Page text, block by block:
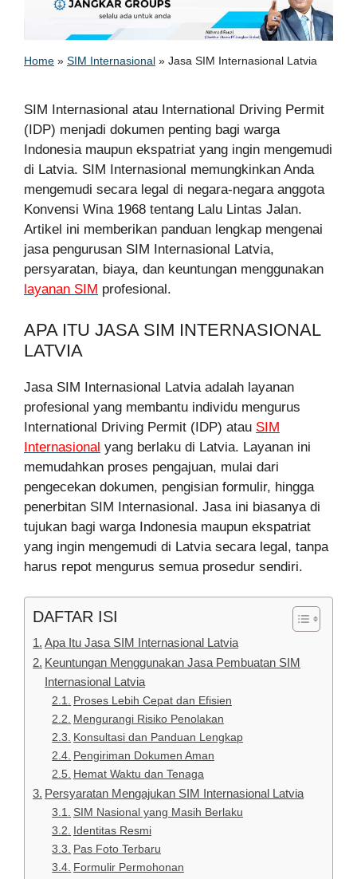
Home » SIM Internasional » Jasa SIM Internasional Latvia
SIM Internasional atau International Driving Permit
(IDP) menjadi dokumen penting bagi warga
Indonesia maupun ekspatriat yang ingin mengemudi
di Latvia. SIM Internasional memungkinkan Anda
mengemudi secara legal di negara-negara anggota
Konvensi Wina 1968 tentang Lalu Lintas Jalan.
Artikel ini memberikan panduan lengkap mengenai
jasa pengurusan SIM Internasional Latvia,
persyaratan, biaya, dan keuntungan menggunakan
layanan SIM profesional.
APA ITU JASA SIM INTERNASIONAL
LATVIA
Jasa SIM Internasional Latvia adalah layanan
profesional yang membantu individu mengurus
International Driving Permit (IDP) atau SIM
Internasional yang berlaku di Latvia. Layanan ini
memudahkan proses pengajuan, mulai dari
pengecekan dokumen, pengisian formulir, hingga
penerbitan SIM Internasional. Jasa ini biasanya di
tujukan bagi warga Indonesia maupun ekspatriat
yang ingin mengemudi di Latvia secara legal, tanpa
harus repot mengurus semua prosedur sendiri.
DAFTAR ISI
Apa Itu Jasa SIM Internasional Latvia
Keuntungan Menggunakan Jasa Pembuatan SIM
Internasional Latvia
Proses Lebih Cepat dan Efisien
Mengurangi Risiko Penolakan
Konsultasi dan Panduan Lengkap
Pengiriman Dokumen Aman
Hemat Waktu dan Tenaga
Persyaratan Mengajukan SIM Internasional Latvia
SIM Nasional yang Masih Berlaku
Identitas Resmi
Pas Foto Terbaru
Formulir Permohonan